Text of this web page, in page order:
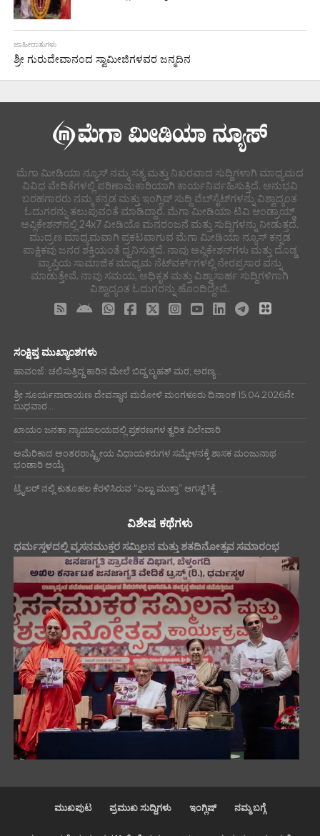
ಜಾಹೀರಾತುಗಳು
ಶ್ರೀ ಗುರುದೇವಾನಂದ ಸ್ವಾಮೀಜಿಗಳವರ ಜನ್ಮದಿನ
ಮೆಗಾ ಮೀಡಿಯಾ ನ್ಯೂಸ್ ನಮ್ಮ ಸತ್ಯ ಮತ್ತು ನಿಖರವಾದ ಸುದ್ದಿಗಳಾಗಿ ಮಾಧ್ಯಮದ
ವಿವಿಧ ವೇದಿಕೆಗಳಲ್ಲಿ ಪರಿಣಾಮಕಾರಿಯಾಗಿ ಕಾರ್ಯನಿರ್ವಹಿಸುತ್ತಿದೆ. ಅನುಭವಿ
ಬರಹಗಾರರು ನಮ್ಮ ಕನ್ನಡ ಮತ್ತು ಇಂಗ್ಲಿಷ್ ಸುದ್ದಿ ವೆಬ್‌ಸೈಟ್‌ಗಳನ್ನು ವಿಶ್ವಾದ್ಯಂತ
ಓದುಗರನ್ನು ತಲುಪುವಂತೆ ಮಾಡಿದ್ದಾರೆ. ಮೆಗಾ ಮೀಡಿಯಾ ಟಿವಿ ಆಂಡ್ರಾಯ್ಡ್
ಅಪ್ಲಿಕೇಶನ್‌ನಲ್ಲಿ 24x7 ವೀಡಿಯೊ ಮನರಂಜನೆ ಮತ್ತು ಸುದ್ದಿಗಳನ್ನು ನೀಡುತ್ತದೆ.
ಮುದ್ರಣ ಮಾಧ್ಯಮವಾಗಿ ಪ್ರಕಟವಾಗುವ ಮೆಗಾ ಮೀಡಿಯಾ ನ್ಯೂಸ್ ಕನ್ನಡ
ಪಾಕ್ಷಿಕವು ಜನರ ಶಕ್ತಿಯಂತೆ ಧ್ವನಿಸುತ್ತದೆ. ನಾವು ಅಪ್ಲಿಕೇಶನ್‌ಗಳು ಮತ್ತು ದೊಡ್ಡ
ವ್ಯಾಪ್ತಿಯ ಸಾಮಾಜಿಕ ಮಾಧ್ಯಮ ನೆಟ್‌ವರ್ಕ್‌ಗಳಲ್ಲಿ ನೇರಪ್ರಸಾರ ವನ್ನು
ಮಾಡುತ್ತೇವೆ. ನಾವು ಸಮಯ, ಅಧಿಕೃತ ಮತ್ತು ವಿಶ್ವಾಸಾರ್ಹ ಸುದ್ದಿಗಳಿಗಾಗಿ
ವಿಶ್ವಾದ್ಯಂತ ಓದುಗರನ್ನು ಹೊಂದಿದ್ದೇವೆ.
ಸಂಕ್ಷಿಪ್ತ ಮುಖ್ಯಾಂಶಗಳು
ಹಾವಂಜೆ: ಚಲಿಸುತ್ತಿದ್ದ ಕಾರಿನ ಮೇಲೆ ಬಿದ್ದ ಬೃಹತ್ ಮರ; ಅರಣ್ಯ...
ಶ್ರೀ ಸೂರ್ಯನಾರಾಯಣ ದೇವಸ್ಥಾನ ಮರೋಳಿ ಮಂಗಳೂರು ದಿನಾಂಕ 15.04.2026ನೇ
ಬುಧವಾರ...
ಖಾಯಂ ಜನತಾ ನ್ಯಾಯಾಲಯದಲ್ಲಿ ಪ್ರಕರಣಗಳ ತ್ವರಿತ ವಿಲೇವಾರಿ
ಅಮೆರಿಕಾದ ಅಂತರರಾಷ್ಟ್ರೀಯ ವಿಧಾಯಕರುಗಳ ಸಮ್ಮೇಳನಕ್ಕೆ ಶಾಸಕ ಮಂಜುನಾಥ
ಭಂಡಾರಿ ಆಯ್ಕೆ
ಟ್ರೈಲರ್ ನಲ್ಲಿ ಕುತೂಹಲ ಕೆರಳಿಸಿರುವ “ಎಲ್ಟು ಮುತ್ತಾ” ಆಗಸ್ಟ್ 1ಕ್ಕೆ...
ವಿಶೇಷ ಕಥೆಗಳು
ಧರ್ಮಸ್ಥಳದಲ್ಲಿ ವ್ಯಸನಮುಕ್ತರ ಸಮ್ಮಿಲನ ಮತ್ತು ಶತದಿನೋತ್ಸವ ಸಮಾರಂಭ
ಮುಖಪುಟ ಪ್ರಮುಖ ಸುದ್ದಿಗಳು ಇಂಗ್ಲಿಷ್ ನಮ್ಮ ಬಗ್ಗೆ